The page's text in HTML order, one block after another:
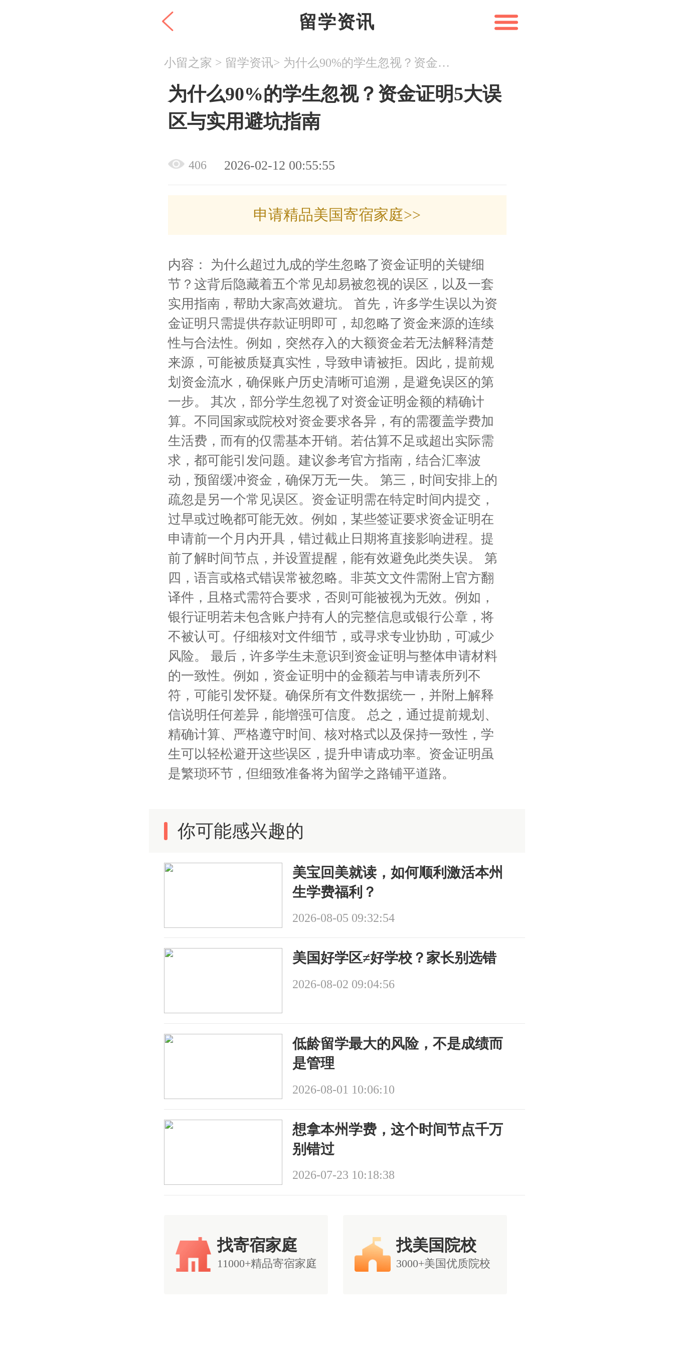
留学资讯
小留之家 > 留学资讯> 为什么90%的学生忽视？资金证明5大误区与实用避坑指南
为什么90%的学生忽视？资金证明5大误
区与实用避坑指南
406 2026-02-12 00:55:55
申请精品美国寄宿家庭>>
内容： 为什么超过九成的学生忽略了资金证明的关键细
节？这背后隐藏着五个常见却易被忽视的误区，以及一套
实用指南，帮助大家高效避坑。 首先，许多学生误以为资
金证明只需提供存款证明即可，却忽略了资金来源的连续
性与合法性。例如，突然存入的大额资金若无法解释清楚
来源，可能被质疑真实性，导致申请被拒。因此，提前规
划资金流水，确保账户历史清晰可追溯，是避免误区的第
一步。 其次，部分学生忽视了对资金证明金额的精确计
算。不同国家或院校对资金要求各异，有的需覆盖学费加
生活费，而有的仅需基本开销。若估算不足或超出实际需
求，都可能引发问题。建议参考官方指南，结合汇率波
动，预留缓冲资金，确保万无一失。 第三，时间安排上的
疏忽是另一个常见误区。资金证明需在特定时间内提交，
过早或过晚都可能无效。例如，某些签证要求资金证明在
申请前一个月内开具，错过截止日期将直接影响进程。提
前了解时间节点，并设置提醒，能有效避免此类失误。 第
四，语言或格式错误常被忽略。非英文文件需附上官方翻
译件，且格式需符合要求，否则可能被视为无效。例如，
银行证明若未包含账户持有人的完整信息或银行公章，将
不被认可。仔细核对文件细节，或寻求专业协助，可减少
风险。 最后，许多学生未意识到资金证明与整体申请材料
的一致性。例如，资金证明中的金额若与申请表所列不
符，可能引发怀疑。确保所有文件数据统一，并附上解释
信说明任何差异，能增强可信度。 总之，通过提前规划、
精确计算、严格遵守时间、核对格式以及保持一致性，学
生可以轻松避开这些误区，提升申请成功率。资金证明虽
是繁琐环节，但细致准备将为留学之路铺平道路。
你可能感兴趣的
美宝回美就读，如何顺利激活本州
生学费福利？
2026-08-05 09:32:54
美国好学区≠好学校？家长别选错
2026-08-02 09:04:56
低龄留学最大的风险，不是成绩而
是管理
2026-08-01 10:06:10
想拿本州学费，这个时间节点千万
别错过
2026-07-23 10:18:38
找寄宿家庭
11000+精品寄宿家庭
找美国院校
3000+美国优质院校